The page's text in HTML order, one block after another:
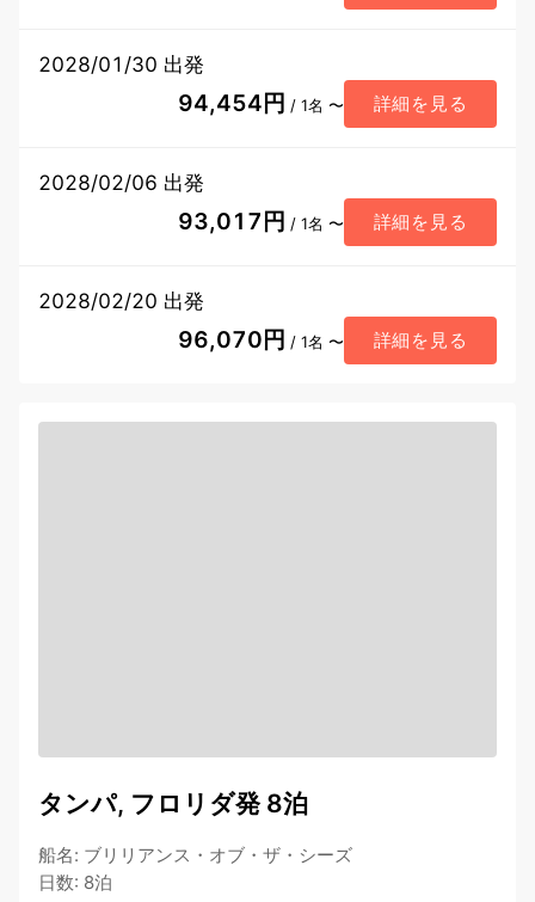
2028/01/30 出発
94,454円 / 1名 〜 詳細を見る
2028/02/06 出発
93,017円 / 1名 〜 詳細を見る
2028/02/20 出発
96,070円 / 1名 〜 詳細を見る
タンパ, フロリダ発 8泊
船名: ブリリアンス・オブ・ザ・シーズ
日数: 8泊